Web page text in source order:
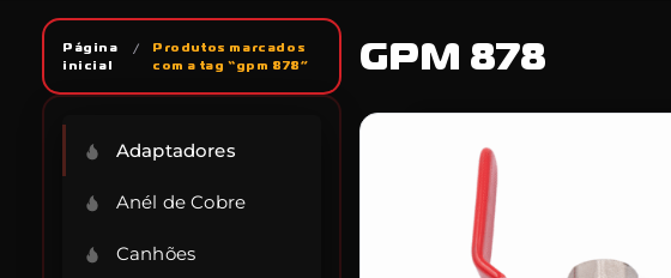
Página
inicial
/
Produtos marcados
com a tag “gpm 878”
Adaptadores
Anél de Cobre
Canhões
GPM 878